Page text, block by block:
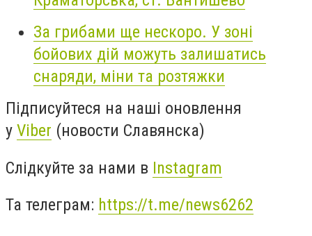
За грибами ще нескоро. У зоні
бойових дій можуть залишатись
снаряди, міни та розтяжки
Підписуйтеся на наші оновлення
у Viber (новости Славянска)
Слідкуйте за нами в Instagram
Та телеграм: https://t.me/news6262